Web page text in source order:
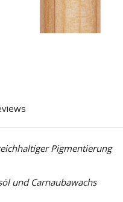
Pigmentierung
und Carnaubawachs